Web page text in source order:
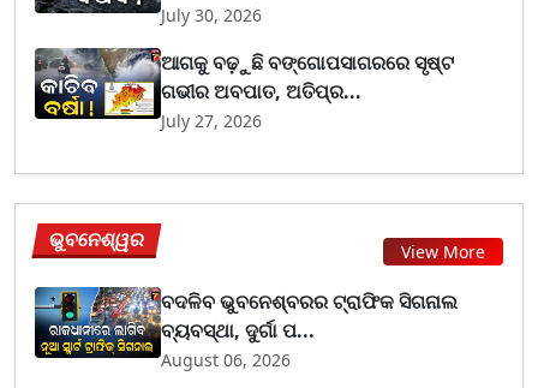
July 30, 2026
ଆଗକୁ ବଢ଼ୁଛି ବଙ୍ଗୋପସାଗରରେ ସୃଷ୍ଟ
ଗଭୀର ଅବପାତ, ଅତିପ୍ର...
July 27, 2026
ଭୁବନେଶ୍ୱର View More
ବଦଳିବ ଭୁବନେଶ୍ବରର ଟ୍ରାଫିକ ସିଗନାଲ
ବ୍ୟବସ୍ଥା, ଦୁର୍ଗା ପ...
August 06, 2026